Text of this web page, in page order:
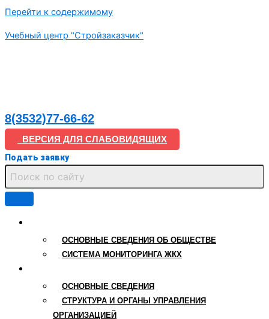
Перейти к содержимому
Учебный центр "Стройзаказчик"
8(3532)77-66-62
ВЕРСИЯ ДЛЯ СЛАБОВИДЯЩИХ
Подать заявку
ОСНОВНЫЕ СВЕДЕНИЯ ОБ ОБЩЕСТВЕ
СИСТЕМА МОНИТОРИНГА ЖКХ
ОСНОВНЫЕ СВЕДЕНИЯ
СТРУКТУРА И ОРГАНЫ УПРАВЛЕНИЯ
ОРГАНИЗАЦИЕЙ